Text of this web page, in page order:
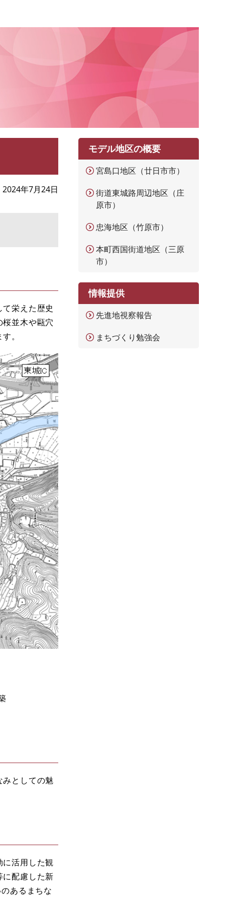
2024年7月24日
栄えた歴史
並木や甌穴
。
としての魅
活用した観
配慮した新
あるまちな
モデル地区の概要
宮島口地区（廿日市市）
街道東城路周辺地区（庄
原市）
忠海地区（竹原市）
本町西国街道地区（三原
市）
情報提供
先進地視察報告
まちづくり勉強会